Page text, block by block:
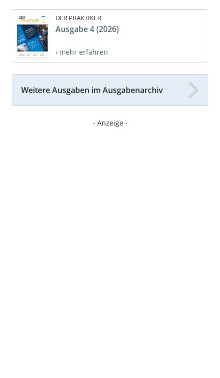
DER PRAKTIKER
Ausgabe 4 (2026)
› mehr erfahren
Weitere Ausgaben im Ausgabenarchiv
- Anzeige -